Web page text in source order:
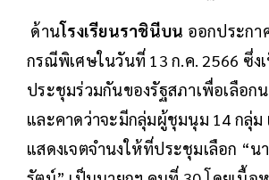
ด้านโรงเรียนราชินีบน ออกประกา
กรณีพิเศษในวันที่ 13 ก.ค. 2566 ซึ่ง
ประชุมร่วมกันของรัฐสภาเพื่อเลือก
และคาดว่าจะมีกลุ่มผู้ชุมนุม 14 กลุ่ม
แสดงเจตจำนงให้ที่ประชุมเลือก “น